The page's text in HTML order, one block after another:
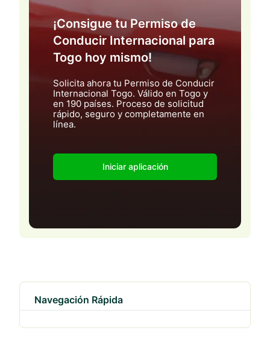
¡Consigue tu Permiso de
Conducir Internacional para
Togo hoy mismo!
Solicita ahora tu Permiso de Conducir
Internacional Togo. Válido en Togo y
en 190 países. Proceso de solicitud
rápido, seguro y completamente en
línea.
Iniciar aplicación
Navegación Rápida